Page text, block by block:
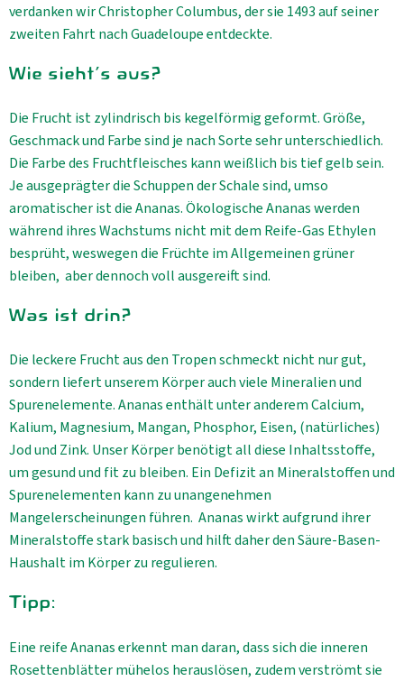
verdanken wir Christopher Columbus, der sie 1493 auf seiner
zweiten Fahrt nach Guadeloupe entdeckte.
Wie sieht's aus?
Die Frucht ist zylindrisch bis kegelförmig geformt. Größe,
Geschmack und Farbe sind je nach Sorte sehr unterschiedlich.
Die Farbe des Fruchtfleisches kann weißlich bis tief gelb sein.
Je ausgeprägter die Schuppen der Schale sind, umso
aromatischer ist die Ananas. Ökologische Ananas werden
während ihres Wachstums nicht mit dem Reife-Gas Ethylen
besprüht, weswegen die Früchte im Allgemeinen grüner
bleiben, aber dennoch voll ausgereift sind.
Was ist drin?
Die leckere Frucht aus den Tropen schmeckt nicht nur gut,
sondern liefert unserem Körper auch viele Mineralien und
Spurenelemente. Ananas enthält unter anderem Calcium,
Kalium, Magnesium, Mangan, Phosphor, Eisen, (natürliches)
Jod und Zink. Unser Körper benötigt all diese Inhaltsstoffe,
um gesund und fit zu bleiben. Ein Defizit an Mineralstoffen und
Spurenelementen kann zu unangenehmen
Mangelerscheinungen führen. Ananas wirkt aufgrund ihrer
Mineralstoffe stark basisch und hilft daher den Säure-Basen-
Haushalt im Körper zu regulieren.
Tipp:
Eine reife Ananas erkennt man daran, dass sich die inneren
Rosettenblätter mühelos herauslösen, zudem verströmt sie